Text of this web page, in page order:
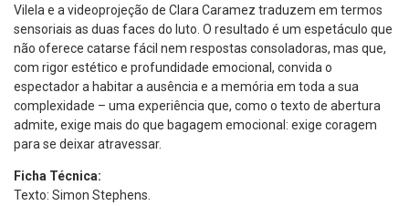
Vilela e a videoprojeção de Clara Caramez traduzem em termos
sensoriais as duas faces do luto. O resultado é um espetáculo que
não oferece catarse fácil nem respostas consoladoras, mas que,
com rigor estético e profundidade emocional, convida o
espectador a habitar a ausência e a memória em toda a sua
complexidade – uma experiência que, como o texto de abertura
admite, exige mais do que bagagem emocional: exige coragem
para se deixar atravessar.
Ficha Técnica:
Texto: Simon Stephens.